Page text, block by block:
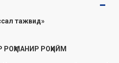
тажвид»
РОҲМАНИР РОҲИЙМ